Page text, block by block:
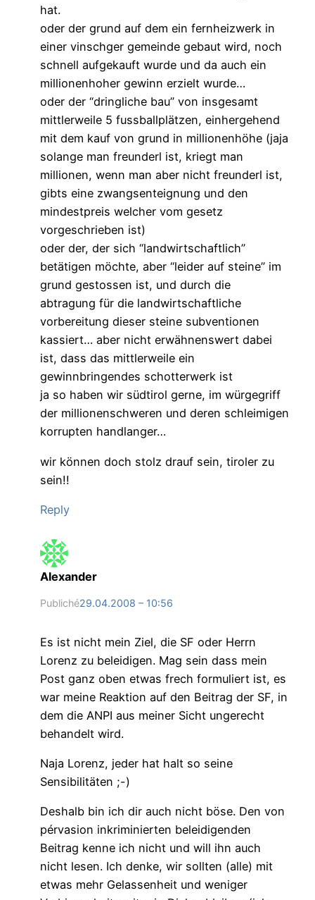
hat.
oder der grund auf dem ein fernheizwerk in
einer vinschger gemeinde gebaut wird, noch
schnell aufgekauft wurde und da auch ein
millionenhoher gewinn erzielt wurde…
oder der “dringliche bau” von insgesamt
mittlerweile 5 fussballplätzen, einhergehend
mit dem kauf von grund in millionenhöhe (jaja
solange man freunderl ist, kriegt man
millionen, wenn man aber nicht freunderl ist,
gibts eine zwangsenteignung und den
mindestpreis welcher vom gesetz
vorgeschrieben ist)
oder der, der sich “landwirtschaftlich”
betätigen möchte, aber “leider auf steine” im
grund gestossen ist, und durch die
abtragung für die landwirtschaftliche
vorbereitung dieser steine subventionen
kassiert… aber nicht erwähnenswert dabei
ist, dass das mittlerweile ein
gewinnbringendes schotterwerk ist
ja so haben wir südtirol gerne, im würgegriff
der millionenschweren und deren schleimigen
korrupten handlanger…
wir können doch stolz drauf sein, tiroler zu
sein!!
Reply
Alexander
Publiché29.04.2008 – 10:56
Es ist nicht mein Ziel, die SF oder Herrn
Lorenz zu beleidigen. Mag sein dass mein
Post ganz oben etwas frech formuliert ist, es
war meine Reaktion auf den Beitrag der SF, in
dem die ANPI aus meiner Sicht ungerecht
behandelt wird.
Naja Lorenz, jeder hat halt so seine
Sensibilitäten ;-)
Deshalb bin ich dir auch nicht böse. Den von
pérvasion inkriminierten beleidigenden
Beitrag kenne ich nicht und will ihn auch
nicht lesen. Ich denke, wir sollten (alle) mit
etwas mehr Gelassenheit und weniger